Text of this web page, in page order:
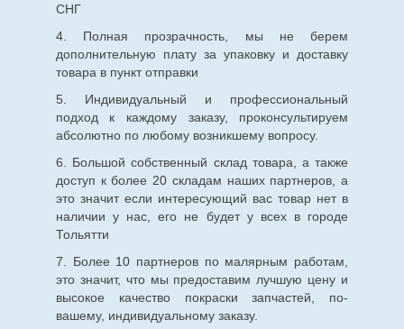
СНГ
4. Полная прозрачность, мы не берем
дополнительную плату за упаковку и доставку
товара в пункт отправки
5. Индивидуальный и профессиональный
подход к каждому заказу, проконсультируем
абсолютно по любому возникшему вопросу.
6. Большой собственный склад товара, а также
доступ к более 20 складам наших партнеров, а
это значит если интересующий вас товар нет в
наличии у нас, его не будет у всех в городе
Тольятти
7. Более 10 партнеров по малярным работам,
это значит, что мы предоставим лучшую цену и
высокое качество покраски запчастей, по-
вашему, индивидуальному заказу.